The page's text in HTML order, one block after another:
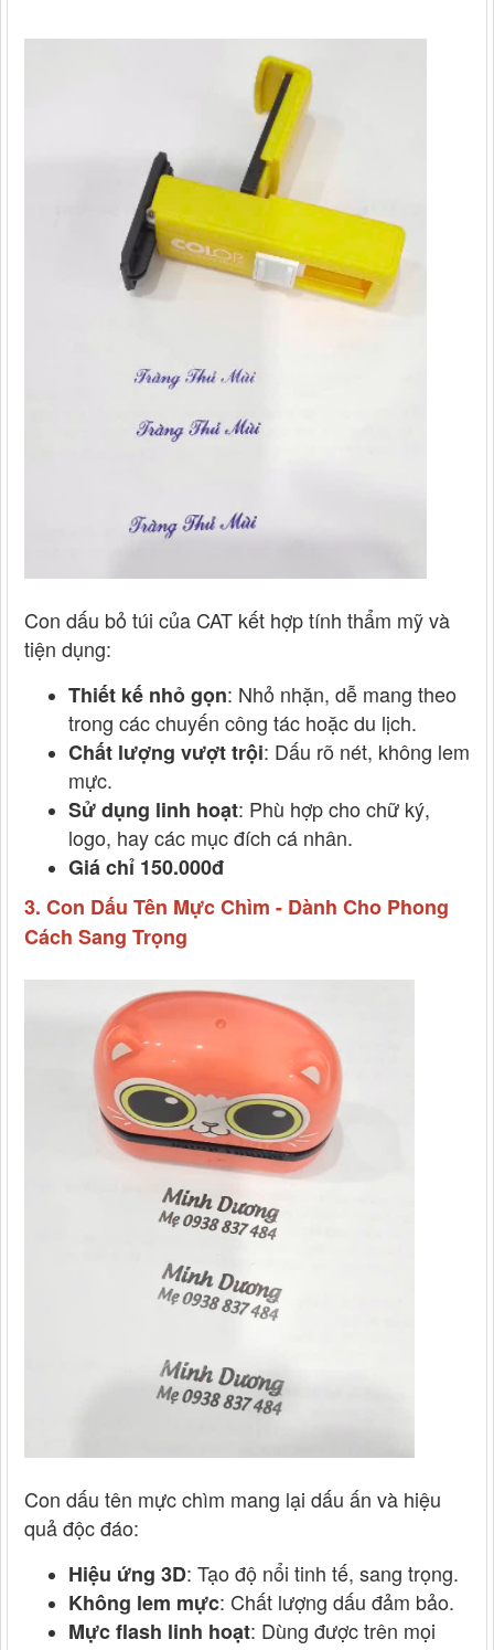
Con dấu bỏ túi của CAT kết hợp tính thẩm mỹ và
tiện dụng:
Thiết kế nhỏ gọn: Nhỏ nhặn, dễ mang theo
trong các chuyến công tác hoặc du lịch.
Chất lượng vượt trội: Dấu rõ nét, không lem
mực.
Sử dụng linh hoạt: Phù hợp cho chữ ký,
logo, hay các mục đích cá nhân.
Giá chỉ 150.000đ
3. Con Dấu Tên Mực Chìm - Dành Cho Phong
Cách Sang Trọng
Con dấu tên mực chìm mang lại dấu ấn và hiệu
quả độc đáo:
Hiệu ứng 3D: Tạo độ nổi tinh tế, sang trọng.
Không lem mực: Chất lượng dấu đảm bảo.
Mực flash linh hoạt: Dùng được trên mọi